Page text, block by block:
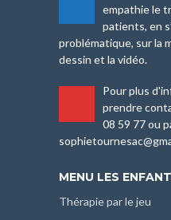
empathie le
patients, en
problématique, sur la
dessin et la vidéo.
Pour plus
prendre
08 59 77 ou
MENU LES
Thérapie par le jeu